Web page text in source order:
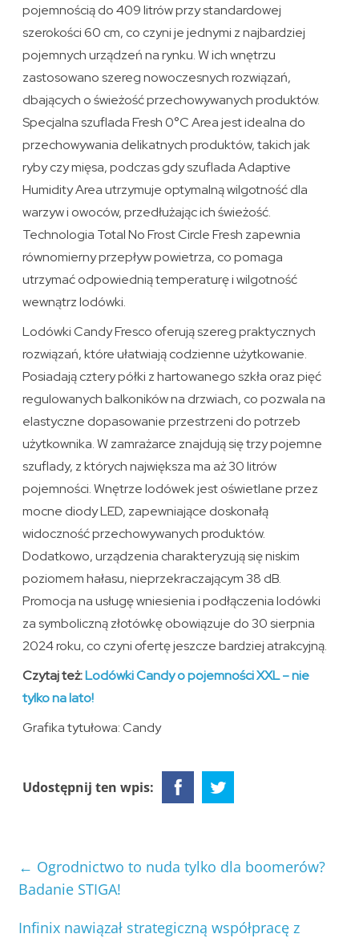
pojemnością do 409 litrów przy standardowej
szerokości 60 cm, co czyni je jednymi z najbardziej
pojemnych urządzeń na rynku. W ich wnętrzu
zastosowano szereg nowoczesnych rozwiązań,
dbających o świeżość przechowywanych produktów.
Specjalna szuflada Fresh 0°C Area jest idealna do
przechowywania delikatnych produktów, takich jak
ryby czy mięsa, podczas gdy szuflada Adaptive
Humidity Area utrzymuje optymalną wilgotność dla
warzyw i owoców, przedłużając ich świeżość.
Technologia Total No Frost Circle Fresh zapewnia
równomierny przepływ powietrza, co pomaga
utrzymać odpowiednią temperaturę i wilgotność
wewnątrz lodówki.
Lodówki Candy Fresco oferują szereg praktycznych
rozwiązań, które ułatwiają codzienne użytkowanie.
Posiadają cztery półki z hartowanego szkła oraz pięć
regulowanych balkoników na drzwiach, co pozwala na
elastyczne dopasowanie przestrzeni do potrzeb
użytkownika. W zamrażarce znajdują się trzy pojemne
szuflady, z których największa ma aż 30 litrów
pojemności. Wnętrze lodówek jest oświetlane przez
mocne diody LED, zapewniające doskonałą
widoczność przechowywanych produktów.
Dodatkowo, urządzenia charakteryzują się niskim
poziomem hałasu, nieprzekraczającym 38 dB.
Promocja na usługę wniesienia i podłączenia lodówki
za symboliczną złotówkę obowiązuje do 30 sierpnia
2024 roku, co czyni ofertę jeszcze bardziej atrakcyjną.
Czytaj też:Lodówki Candy o pojemności XXL – nie
tylko na lato!
Grafika tytułowa: Candy
Udostępnij ten wpis:
← Ogrodnictwo to nuda tylko dla boomerów?
Badanie STIGA!
Infinix nawiązał strategiczną współpracę z